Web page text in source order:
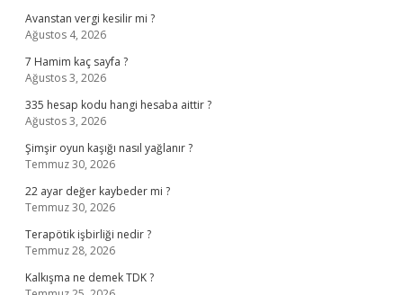
Avanstan vergi kesilir mi ?
Ağustos 4, 2026
7 Hamim kaç sayfa ?
Ağustos 3, 2026
335 hesap kodu hangi hesaba aittir ?
Ağustos 3, 2026
Şimşir oyun kaşığı nasıl yağlanır ?
Temmuz 30, 2026
22 ayar değer kaybeder mi ?
Temmuz 30, 2026
Terapötik işbirliği nedir ?
Temmuz 28, 2026
Kalkışma ne demek TDK ?